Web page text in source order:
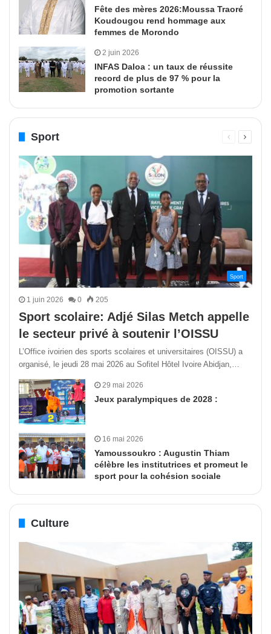
Fête des mères 2026:Moussa Traoré
Koudougou rend hommage aux
femmes de Morondo
2 juin 2026
INFAS Daloa : un taux de réussite
record de plus de 97 % pour la
promotion sortante
Sport
PagePage
Sport
1 juin 2026 0 205
Sport scolaire: Adjé Silas Metch appelle
le secteur privé à soutenir l’OISSU
L’Office ivoirien des sports scolaires et universitaires (OISSU) a
organisé, le jeudi 28 mai 2026 au Sofitel Hôtel Ivoire Abidjan,…
29 mai 2026
Jeux paralympiques de 2028 :
16 mai 2026
Yamoussoukro : Augustin Thiam
célèbre les institutrices et promeut le
sport pour la cohésion sociale
Culture